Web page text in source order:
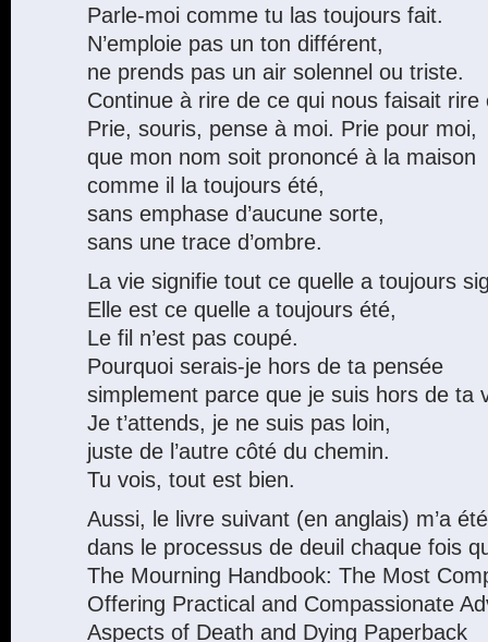
Parle-moi comme tu las toujours fait.
N’emploie pas un ton différent,
ne prends pas un air solennel ou triste.
Continue à rire de ce qui nous faisait rire
Prie, souris, pense à moi. Prie pour moi,
que mon nom soit prononcé à la maison
comme il la toujours été,
sans emphase d’aucune sorte,
sans une trace d’ombre.
La vie signifie tout ce quelle a toujours
Elle est ce quelle a toujours été,
Le fil n’est pas coupé.
Pourquoi serais-je hors de ta pensée
simplement parce que je suis hors de ta
Je t’attends, je ne suis pas loin,
juste de l’autre côté du chemin.
Tu vois, tout est bien.
Aussi, le livre suivant (en anglais) m’a
dans le processus de deuil chaque fois
The Mourning Handbook: The Most
Offering Practical and Compassionate
Aspects of Death and Dying Paperback